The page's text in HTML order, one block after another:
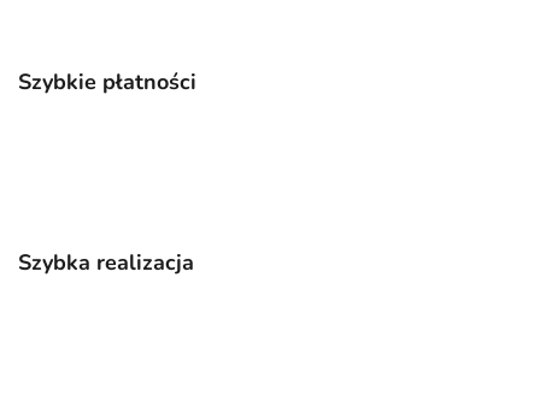
Szybkie płatności
Szybka realizacja